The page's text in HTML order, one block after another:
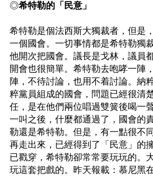
◎希特勒的「民意」
希特勒是個法西斯大獨裁者，但是
一個國會。一切事情都是希特勒獨
他開次把國會。議長是戈林，議員
開會也很簡單。希特勒去咆哮一陣
陣，不待討論，也用不着討論。納
粹黨員組成的國會，問題已經很清
任，是在他們兩位唱過雙簧後喝一
一叫之後，什麼都通過了，國會的
勒還是希特勒。但是，有一點很不
再走出來，已經得到了「民意」的
已戳穿，希特勒卻常常要玩玩的。
玩這套把戲的。昨天報載：慕尼黑